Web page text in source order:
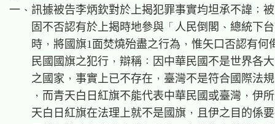
一、訊據被告李炳欽對於上揭犯罪事實均坦承不諱；
固不否認有於上揭時地參與「人民倒閣、總統下
時，將國旗1面焚燒殆盡之行為，惟矢口否認有何
民國國旗之犯行，辯稱：因中華民國不是世界各
之國家，事實上已不存在，臺灣不是符合國際法
，而青天白日紅旗不能代表中華民國或臺灣，伊
天白日紅旗在法理上就不是國旗，且伊之目的係